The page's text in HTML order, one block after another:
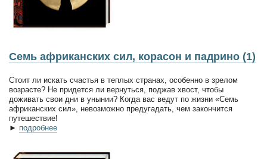
Семь африканских сил, корасон и падрино (1)
Стоит ли искать счастья в теплых странах, особенно в зрелом
возрасте? Не придется ли вернуться, поджав хвост, чтобы
доживать свои дни в унынии? Когда вас ведут по жизни «Семь
африканских сил», невозможно предугадать, чем закончится
путешествие!
► подробнее